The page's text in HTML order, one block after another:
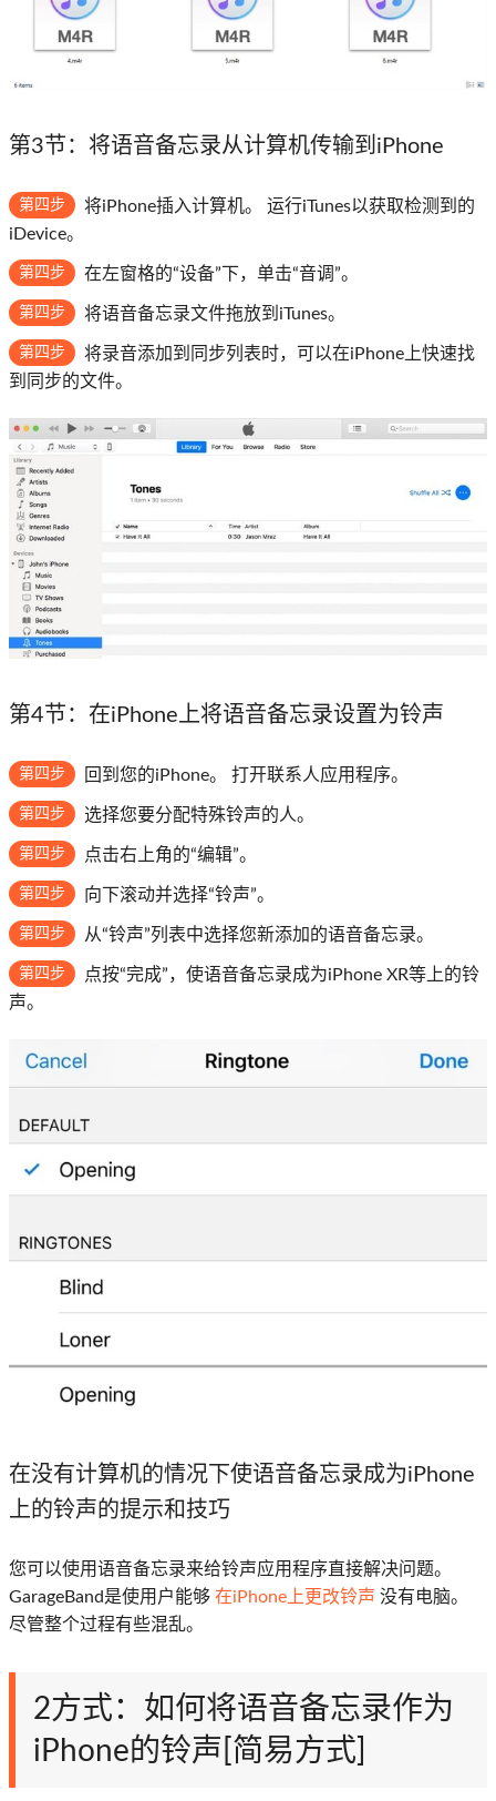
第3节：将语音备忘录从计算机传输到iPhone
第四步
将iPhone插入计算机。 运行iTunes以获取检测到的
iDevice。
第四步 在左窗格的“设备”下，单击“音调”。
第四步 将语音备忘录文件拖放到iTunes。
第四步
将录音添加到同步列表时，可以在iPhone上快速找
到同步的文件。
第4节：在iPhone上将语音备忘录设置为铃声
第四步 回到您的iPhone。 打开联系人应用程序。
第四步 选择您要分配特殊铃声的人。
第四步 点击右上角的“编辑”。
第四步 向下滚动并选择“铃声”。
第四步 从“铃声”列表中选择您新添加的语音备忘录。
第四步
点按“完成”，使语音备忘录成为iPhone XR等上的铃
声。
在没有计算机的情况下使语音备忘录成为iPhone
上的铃声的提示和技巧
您可以使用语音备忘录来给铃声应用程序直接解决问题。
GarageBand是使用户能够 在iPhone上更改铃声 没有电脑。
尽管整个过程有些混乱。
2方式：如何将语音备忘录作为
iPhone的铃声[简易方式]